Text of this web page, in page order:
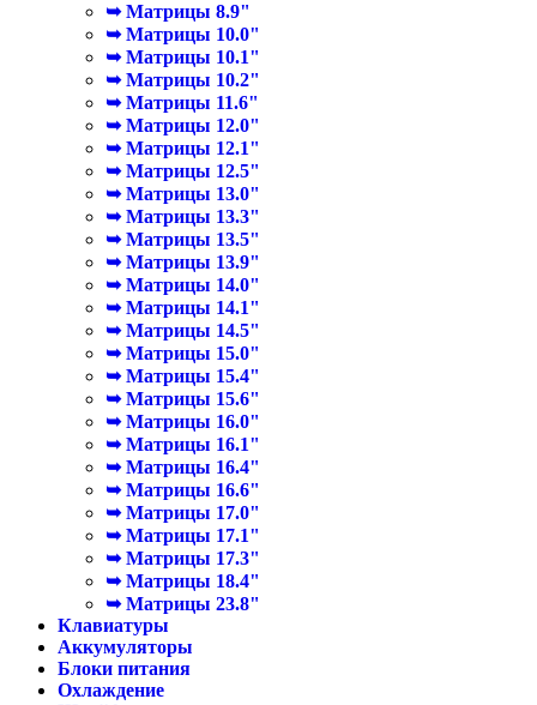
➥ Матрицы 8.9"
➥ Матрицы 10.0"
➥ Матрицы 10.1"
➥ Матрицы 10.2"
➥ Матрицы 11.6"
➥ Матрицы 12.0"
➥ Матрицы 12.1"
➥ Матрицы 12.5"
➥ Матрицы 13.0"
➥ Матрицы 13.3"
➥ Матрицы 13.5"
➥ Матрицы 13.9"
➥ Матрицы 14.0"
➥ Матрицы 14.1"
➥ Матрицы 14.5"
➥ Матрицы 15.0"
➥ Матрицы 15.4"
➥ Матрицы 15.6"
➥ Матрицы 16.0"
➥ Матрицы 16.1"
➥ Матрицы 16.4"
➥ Матрицы 16.6"
➥ Матрицы 17.0"
➥ Матрицы 17.1"
➥ Матрицы 17.3"
➥ Матрицы 18.4"
➥ Матрицы 23.8"
Клавиатуры
Аккумуляторы
Блоки питания
Охлаждение